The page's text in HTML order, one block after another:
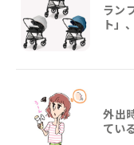
ラン
ト」
外出
てい